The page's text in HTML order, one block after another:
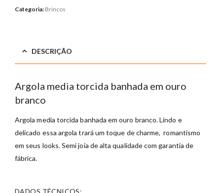
Categoria: Brincos
DESCRIÇÃO
Argola media torcida banhada em ouro
branco
Argola media torcida banhada em ouro branco. Lindo e
delicado essa argola trará um toque de charme, romantismo
em seus looks. Semi joia de alta qualidade com garantia de
fábrica.